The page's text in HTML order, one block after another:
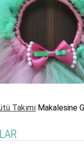
Takımı Makalesine